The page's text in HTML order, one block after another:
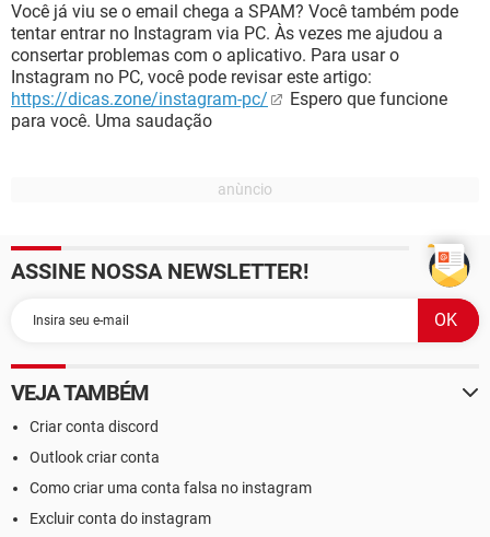
Você já viu se o email chega a SPAM? Você também pode
tentar entrar no Instagram via PC. Às vezes me ajudou a
consertar problemas com o aplicativo. Para usar o
Instagram no PC, você pode revisar este artigo:
https://dicas.zone/instagram-pc/
Espero que funcione
para você. Uma saudação
ASSINE NOSSA NEWSLETTER!
VEJA TAMBÉM
Criar conta discord
Outlook criar conta
Como criar uma conta falsa no instagram
Excluir conta do instagram